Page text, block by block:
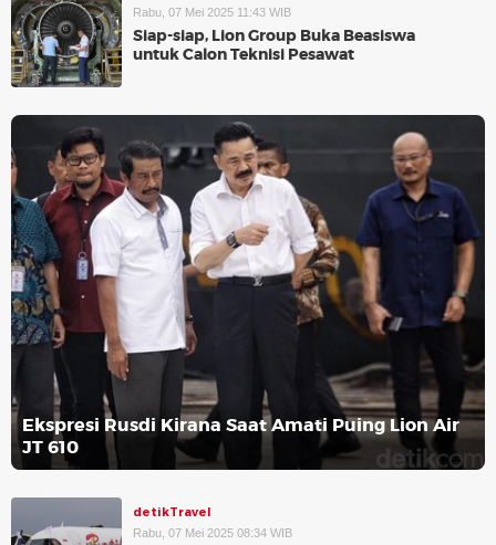
Rabu, 07 Mei 2025 11:43 WIB
Siap-siap, Lion Group Buka Beasiswa
untuk Calon Teknisi Pesawat
Ekspresi Rusdi Kirana Saat Amati Puing Lion Air
JT 610
detikTravel
Rabu, 07 Mei 2025 08:34 WIB